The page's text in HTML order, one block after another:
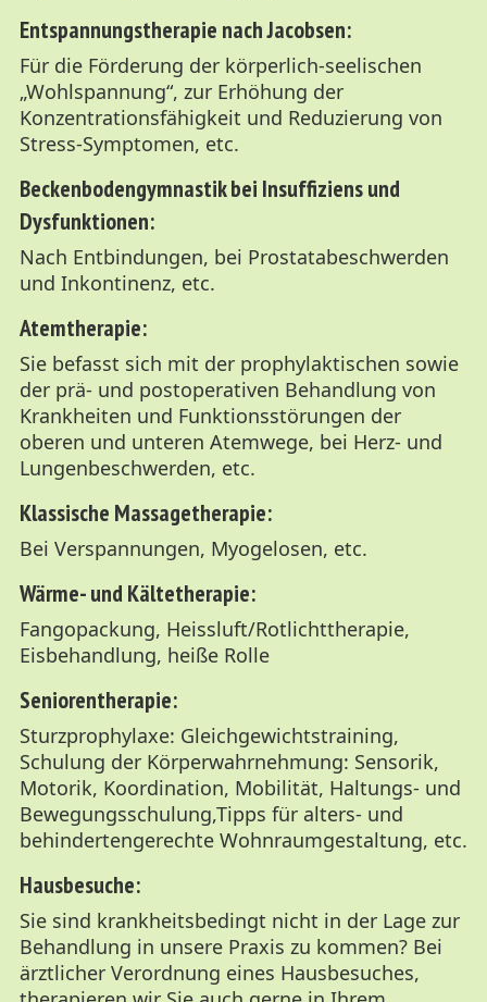
Entspannungstherapie nach Jacobsen:
Für die Förderung der körperlich-seelischen
„Wohlspannung“, zur Erhöhung der
Konzentrationsfähigkeit und Reduzierung von
Stress-Symptomen, etc.
Beckenbodengymnastik bei Insuffiziens und
Dysfunktionen:
Nach Entbindungen, bei Prostatabeschwerden
und Inkontinenz, etc.
Atemtherapie:
Sie befasst sich mit der prophylaktischen sowie
der prä- und postoperativen Behandlung von
Krankheiten und Funktionsstörungen der
oberen und unteren Atemwege, bei Herz- und
Lungenbeschwerden, etc.
Klassische Massagetherapie:
Bei Verspannungen, Myogelosen, etc.
Wärme- und Kältetherapie:
Fangopackung, Heissluft/Rotlichttherapie,
Eisbehandlung, heiße Rolle
Seniorentherapie:
Sturzprophylaxe: Gleichgewichtstraining,
Schulung der Körperwahrnehmung: Sensorik,
Motorik, Koordination, Mobilität, Haltungs- und
Bewegungsschulung,Tipps für alters- und
behindertengerechte Wohnraumgestaltung, etc.
Hausbesuche:
Sie sind krankheitsbedingt nicht in der Lage zur
Behandlung in unsere Praxis zu kommen? Bei
ärztlicher Verordnung eines Hausbesuches,